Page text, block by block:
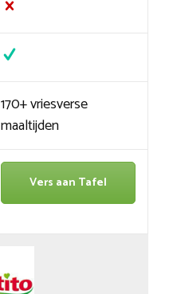
170+ vriesverse
maaltijden
Vers aan Tafel